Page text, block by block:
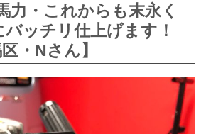
力・これからも末永く
ッチリ仕上げます！
・Nさん】